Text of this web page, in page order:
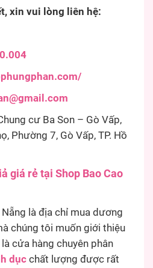
xin vui lòng liên hệ:
cư Ba Son – Gò Vấp,
Phường 7, Gò Vấp, TP. Hồ
giá rẻ tại Shop Bao Cao
là địa chỉ mua dương
chúng tôi muốn giới thiệu
cửa hàng chuyên phân
dục chất lượng được rất